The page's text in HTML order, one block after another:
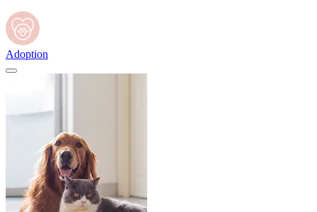
Adoption